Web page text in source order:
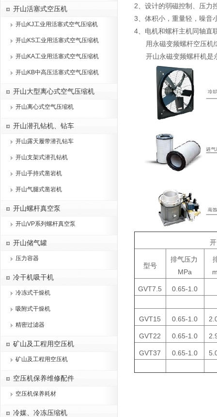
开山活塞式空压机
开山KJ工业用活塞式空气压缩机
开山KS工业用活塞式空气压缩机
开山KA工业用活塞式空气压缩机
开山KB中高压活塞式空气压缩机
开山大型离心式空气压缩机
开山离心式空气压缩机
开山潜孔钻机、钻车
开山露天履带潜孔钻车
开山支架式潜孔钻机
开山手持式凿岩机
开山气腿式凿岩机
开山螺杆真空泵
开山VP系列螺杆真空泵
开山储气罐
压力容器
冷干机吸干机
冷冻式干燥机
吸附式干燥机
精密过滤器
矿山及工程用空压机
矿山及工程用空压机
空压机保养维修配件
空压机保养耗材
冷媒、冷冻压缩机
2、设计的弱磁控制、压力
3、体积小，重量轻，噪音
4、电机和螺杆主机同轴直
用永磁变频螺杆空压机
开山永磁变频螺杆机是
型号
排气压力
MPa
GVT7.5 0.65-1.0
GVT15 0.65-1.0
GVT22 0.65-1.0
GVT37 0.65-1.0